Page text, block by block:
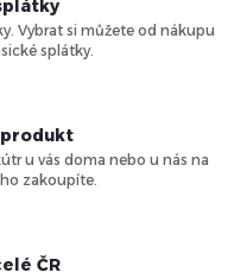
Vybrat si můžete od nákupu
splátky.
u vás doma nebo u nás na
zakoupíte.
ČR